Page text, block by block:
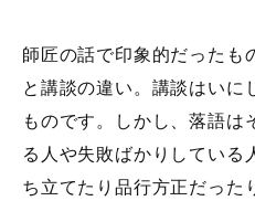
師匠の話で印象的だったも
と講談の違い。講談はいに
ものです。しかし、落語は
る人や失敗ばかりしている
ち立てたり品行方正だった